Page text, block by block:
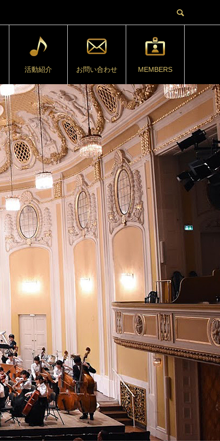
活動紹介 お問い合わせ MEMBERS